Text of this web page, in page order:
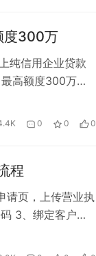
度300万
纯信用企业贷款
高额度300万，
审核通过——放
资料？ …
0 0 0
程
请页，上传营业执
3、绑定客户其
借款用途等。